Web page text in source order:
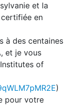
et la
en
à des centaines
et je vous
of
)
pour votre